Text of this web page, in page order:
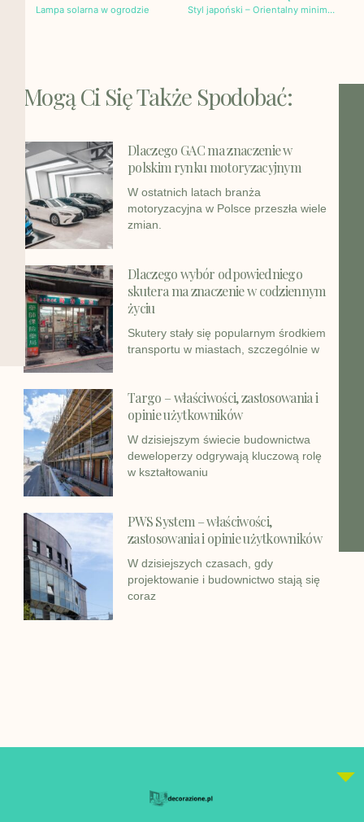
Lampa solarna w ogrodzie Styl japoński – Orientalny minimalizm
Mogą Ci Się Także Spodobać:
Dlaczego GAC ma znaczenie w
polskim rynku motoryzacyjnym
W ostatnich latach branża
motoryzacyjna w Polsce przeszła wiele
zmian.
Dlaczego wybór odpowiedniego
skutera ma znaczenie w codziennym
życiu
Skutery stały się popularnym środkiem
transportu w miastach, szczególnie w
Targo – właściwości, zastosowania i
opinie użytkowników
W dzisiejszym świecie budownictwa
deweloperzy odgrywają kluczową rolę
w kształtowaniu
PWS System – właściwości,
zastosowania i opinie użytkowników
W dzisiejszych czasach, gdy
projektowanie i budownictwo stają się
coraz